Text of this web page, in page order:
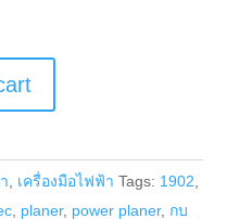
เครื่องมือไฟฟ้า Tags: 1902
, planer, power planer, กบ